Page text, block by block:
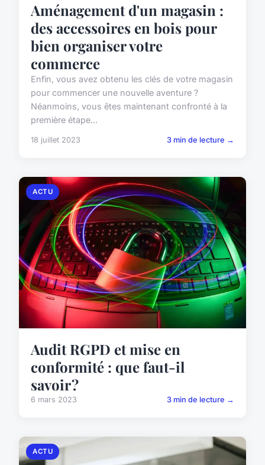
Aménagement d'un magasin :
des accessoires en bois pour
bien organiser votre
commerce
Enfin, vous avez obtenu les clés de votre magasin
pour commencer une nouvelle aventure ?
Néanmoins, vous êtes maintenant confronté à la
première étape...
18 juillet 2023 3 min de lecture →
ACTU
Audit RGPD et mise en
conformité : que faut-il
savoir ?
6 mars 2023 3 min de lecture →
ACTU